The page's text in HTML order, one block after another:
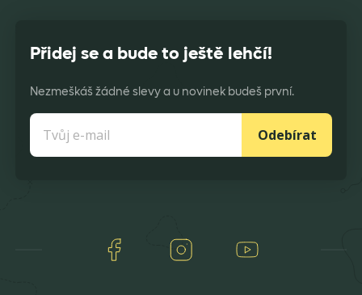
Přidej se a bude to ještě lehčí!
Nezmeškáš žádné slevy a u novinek budeš první.
Odebírat
Facebook Instagram